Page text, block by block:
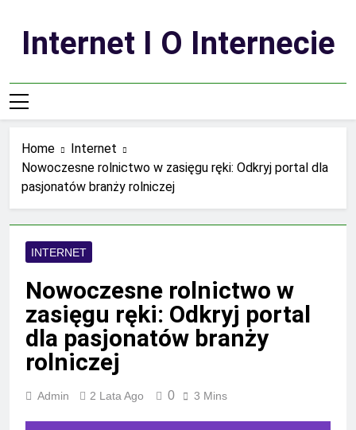
contentInternet I O Internecie
Home
Internet
Nowoczesne rolnictwo w zasięgu ręki: Odkryj portal dla
pasjonatów branży rolniczej
INTERNET
Nowoczesne rolnictwo w
zasięgu ręki: Odkryj portal
dla pasjonatów branży
rolniczej
Admin 2 Lata Ago 0 3 Mins